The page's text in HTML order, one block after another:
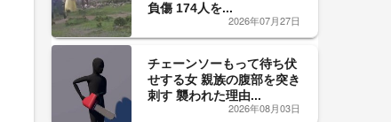
負傷 174人を...
2026年07月27日
チェーンソーもって待ち伏
せする女 親族の腹部を突き
刺す 襲われた理由...
2026年08月03日